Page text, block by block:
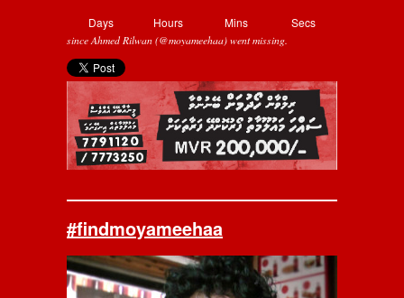
Days Hours Mins Secs
since Ahmed Rilwan (@moyameehaa) went missing.
#findmoyameehaa